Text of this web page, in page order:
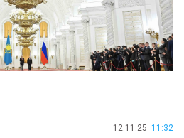
12.11.25 11:32